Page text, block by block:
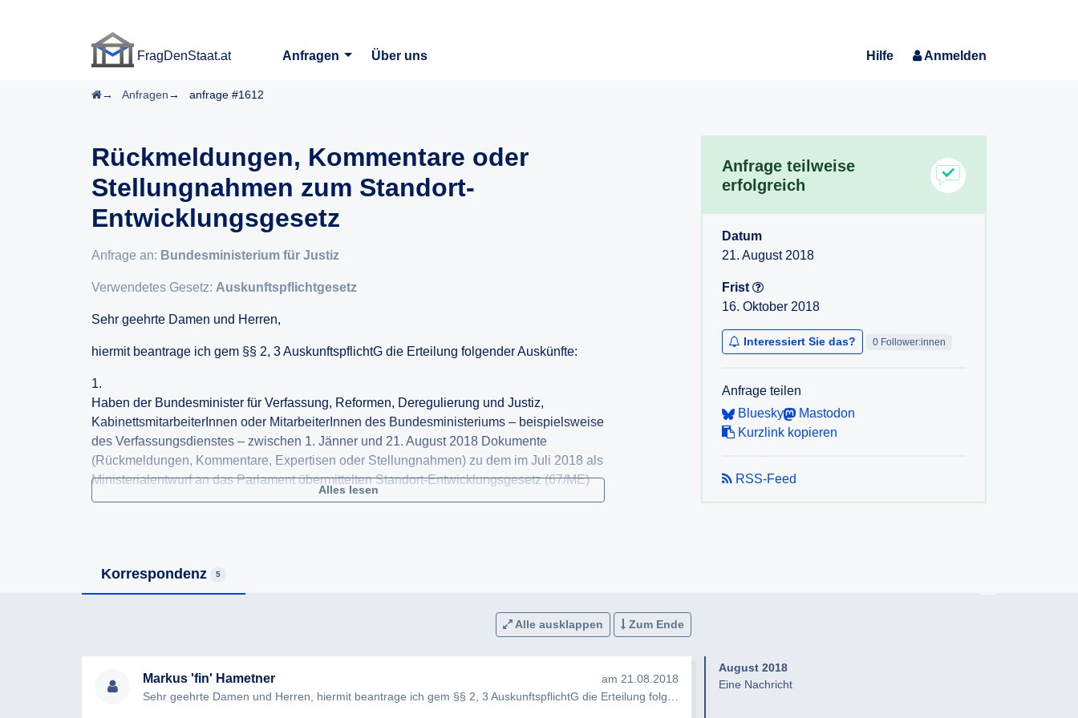
FragDenStaat.at
Anfragen
Über uns Hilfe Anmelden
Startseite
Anfragen anfrage #1612
Rückmeldungen, Kommentare oder
Stellungnahmen zum Standort-
Entwicklungsgesetz
Anfrage an: Bundesministerium für Justiz
Verwendetes Gesetz: Auskunftspflichtgesetz
Sehr geehrte Damen und Herren,
hiermit beantrage ich gem §§ 2, 3 AuskunftspflichtG die Erteilung folgender Auskünfte:
1.
Haben der Bundesminister für Verfassung, Reformen, Deregulierung und Justiz,
KabinettsmitarbeiterInnen oder MitarbeiterInnen des Bundesministeriums – beispielsweise
des Verfassungsdienstes – zwischen 1. Jänner und 21. August 2018 Dokumente
(Rückmeldungen, Kommentare, Expertisen oder Stellungnahmen) zu dem im Juli 2018 als
Ministerialentwurf an das Parlament übermittelten Standort-Entwicklungsgesetz (67/ME)
Falls ja begehre ich die Auskunft darüber, wann und durch wen diese Dokumente verfasst
Digitalisierung und Wirtschaftsstandort teilgenommen, bei denen es um das im Juli 2018
als Ministerialentwurf an das Parlament übermittelten Standort-Entwicklungsgesetz
Alles lesen
Anfrage teilweise
erfolgreich
Datum
21. August 2018
Frist
16. Oktober 2018
Interessiert Sie das? 0 Follower:innen
Anfrage teilen
Bluesky
Mastodon
Kurzlink kopieren
RSS-Feed
Korrespondenz 5
Alle ausklappen Zum Ende
Markus 'fin' Hametner
am 21.08.2018
August 2018
Eine Nachricht